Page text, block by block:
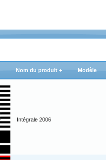
Nom du produit + Modèle
Intégrale 2006